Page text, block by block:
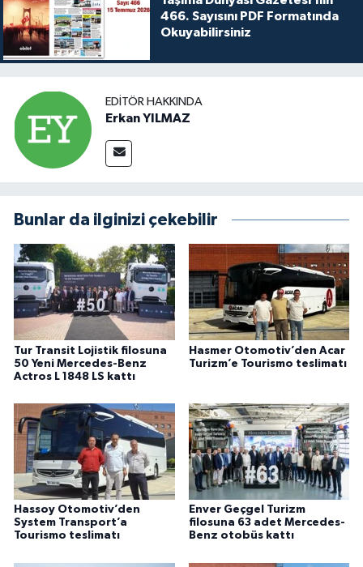
466. Sayısını PDF Formatında
Okuyabilirsiniz
EDITÖR HAKKINDA
Erkan YILMAZ
Bunlar da ilginizi çekebilir
Tur Transit Lojistik filosuna
50 Yeni Mercedes-Benz
Actros L 1848 LS kattı
Hasmer Otomotiv’den Acar
Turizm’e Tourismo teslimatı
Hassoy Otomotiv’den
System Transport’a
Tourismo teslimatı
Enver Geçgel Turizm
filosuna 63 adet Mercedes-
Benz otobüs kattı